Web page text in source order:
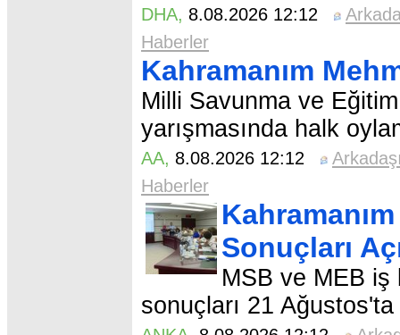
DHA, 8.08.2026 12:12
Haberler
Kahramanım
Milli Savunma ve
yarışmasında halk
AA, 8.08.2026 12:12
Haberler
Sonuçları
MSB ve MEB iş
sonuçları 21